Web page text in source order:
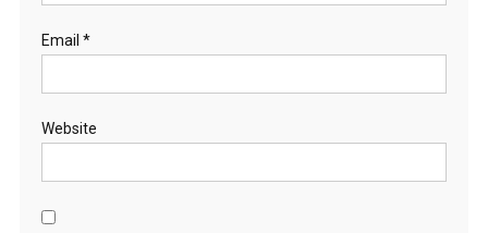
Email *
Website